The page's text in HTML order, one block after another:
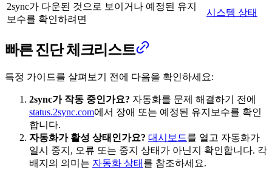
2sync가 다운된 것으로 보이거나 예정된 유지
보수를 확인하려면
시스템 상태
빠른 진단 체크리스트
특정 가이드를 살펴보기 전에 다음을 확인하세요:
2sync가 작동 중인가요? 자동화를 문제 해결하기 전에
status.2sync.com에서 장애 또는 예정된 유지보수를 확인
합니다.
자동화가 활성 상태인가요? 대시보드를 열고 자동화가
일시 중지, 오류 또는 중지 상태가 아닌지 확인합니다. 각
배지의 의미는 자동화 상태 를 참조하세요.